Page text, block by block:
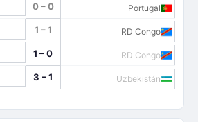
0 – 0
Portugal
1 – 1
RD Congo
1 – 0
RD Congo
3 – 1 Uzbekistán